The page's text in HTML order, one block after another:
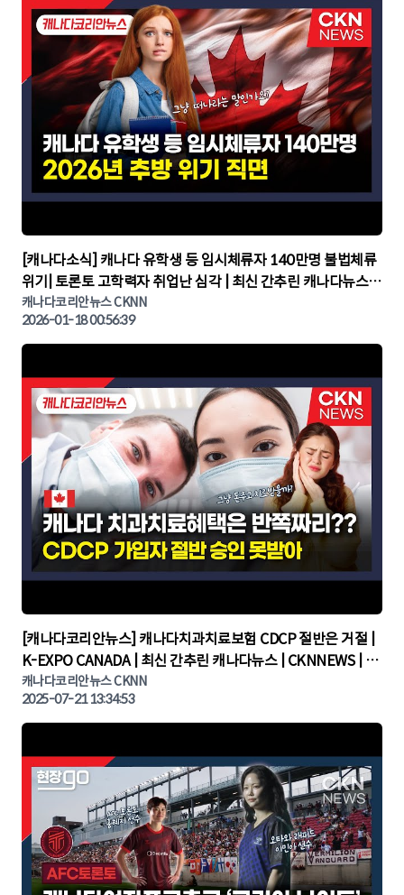
▶
[캐나다소식] 캐나다 유학생 등 임시체류자 140만명 불법체류
위기| 토론토 고학력자 취업난 심각 | 최신 간추린 캐나다뉴스 |
CKNNEWS, 캐나다코리안뉴스
캐나다코리안뉴스 CKNN
2026-01-18 00:56:39
▶
[캐나다코리안뉴스] 캐나다치과치료보험 CDCP 절반은 거절 |
K-EXPO CANADA | 최신 간추린 캐나다뉴스 | CKNNEWS | 캐
나다뉴스 | 토론토뉴스
캐나다코리안뉴스 CKNN
2025-07-21 13:34:53